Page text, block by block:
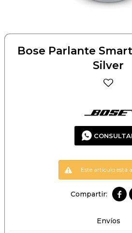
Bose Parlante
Silver
Este artículo está

Envíos